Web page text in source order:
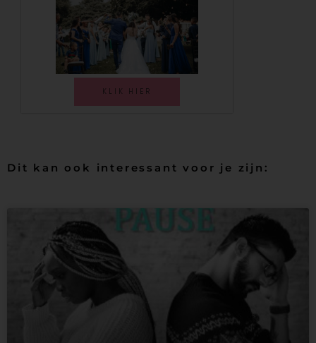
KLIK HIER
Dit kan ook interessant voor je zijn: